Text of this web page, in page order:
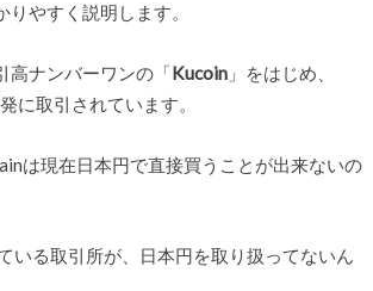
やすく説明します。
高ナンバーワンの「Kucoin」をはじめ、
に取引されています。
は現在日本円で直接買うことが出来ないの
いる取引所が、日本円を取り扱ってないん